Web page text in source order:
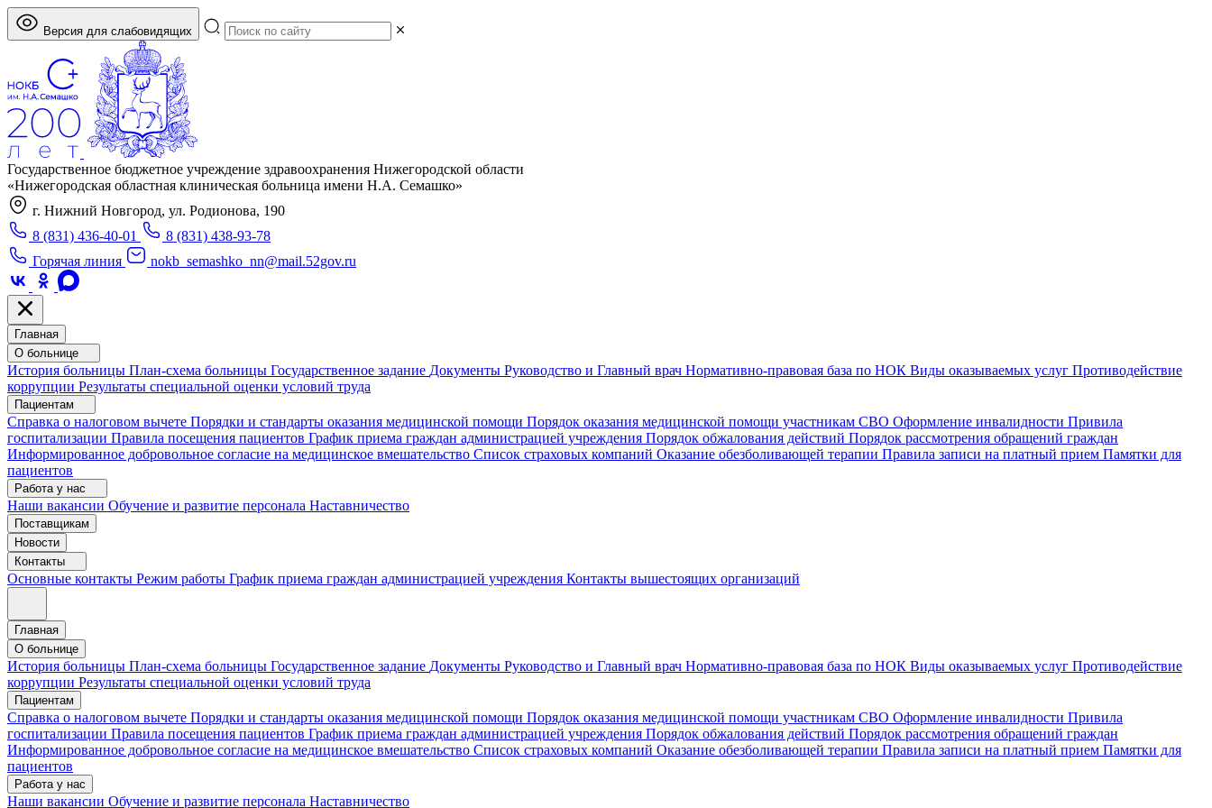
Версия для слабовидящих
Государственное бюджетное учреждение здравоохранения Нижегородской области
«Нижегородская областная клиническая больница имени Н.А. Семашко»
г. Нижний Новгород, ул. Родионова, 190
8 (831) 436-40-01
8 (831) 438-93-78
Горячая линия
nokb_semashko_nn@mail.52gov.ru
Главная
О больнице
История больницы План-схема больницы Государственное задание Документы Руководство и Главный врач Нормативно-правовая база по НОК Виды оказываемых услуг Противодействие
коррупции Результаты специальной оценки условий труда
Пациентам
Справка о налоговом вычете Порядки и стандарты оказания медицинской помощи Порядок оказания медицинской помощи участникам СВО Оформление инвалидности Привила
госпитализации Правила посещения пациентов График приема граждан администрацией учреждения Порядок обжалования действий Порядок рассмотрения обращений граждан
Информированное добровольное согласие на медицинское вмешательство Список страховых компаний Оказание обезболивающей терапии Правила записи на платный прием Памятки для
пациентов
Работа у нас
Наши вакансии Обучение и развитие персонала Наставничество
Поставщикам
Новости
Контакты
Основные контакты Режим работы График приема граждан администрацией учреждения Контакты вышестоящих организаций
Главная
О больнице
История больницы План-схема больницы Государственное задание Документы Руководство и Главный врач Нормативно-правовая база по НОК Виды оказываемых услуг Противодействие
коррупции Результаты специальной оценки условий труда
Пациентам
Справка о налоговом вычете Порядки и стандарты оказания медицинской помощи Порядок оказания медицинской помощи участникам СВО Оформление инвалидности Привила
госпитализации Правила посещения пациентов График приема граждан администрацией учреждения Порядок обжалования действий Порядок рассмотрения обращений граждан
Информированное добровольное согласие на медицинское вмешательство Список страховых компаний Оказание обезболивающей терапии Правила записи на платный прием Памятки для
пациентов
Работа у нас
Наши вакансии Обучение и развитие персонала Наставничество